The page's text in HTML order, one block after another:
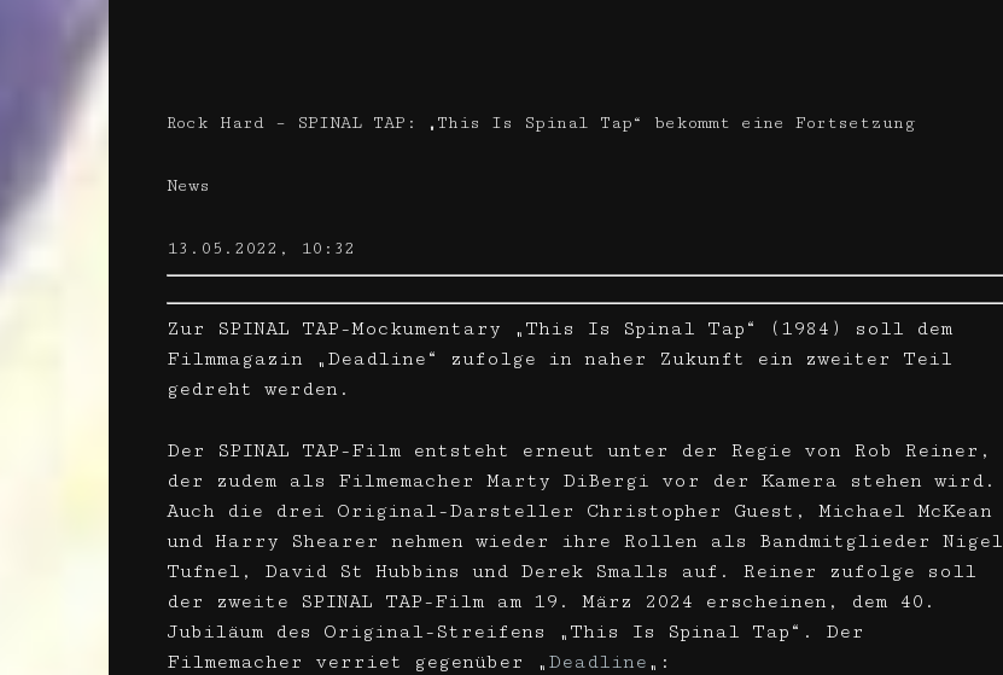
Rock Hard – SPINAL TAP: „This Is Spinal Tap“ bekommt eine Fortsetzung
News
13.05.2022, 10:32
Zur SPINAL TAP-Mockumentary „This Is Spinal Tap“ (1984) soll dem
Filmmagazin „Deadline“ zufolge in naher Zukunft ein zweiter Teil
gedreht werden.
Der SPINAL TAP-Film entsteht erneut unter der Regie von Rob Reiner,
der zudem als Filmemacher Marty DiBergi vor der Kamera stehen wird.
Auch die drei Original-Darsteller Christopher Guest, Michael McKean
und Harry Shearer nehmen wieder ihre Rollen als Bandmitglieder Nigel
Tufnel, David St Hubbins und Derek Smalls auf. Reiner zufolge soll
der zweite SPINAL TAP-Film am 19. März 2024 erscheinen, dem 40.
Jubiläum des Original-Streifens „This Is Spinal Tap“. Der
Filmemacher verriet gegenüber „ Deadline „: